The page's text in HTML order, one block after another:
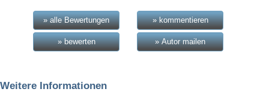
» alle Bewertungen » kommentieren
» bewerten » Autor mailen
Weitere Informationen